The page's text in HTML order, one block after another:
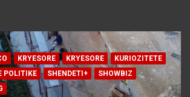
KRYESORE KRYESORE
KURIOZITETE
POLITIKE SHENDETI+
SHOWBIZ